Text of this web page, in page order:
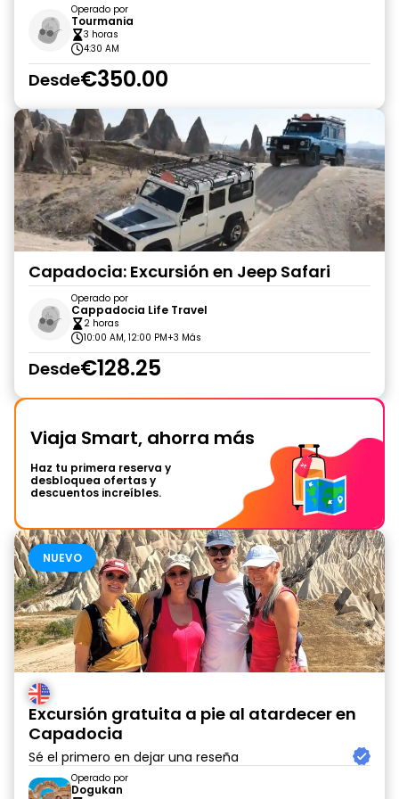
Operado por
Tourmania
3 horas
4:30 AM
Desde€350.00
Capadocia: Excursión en Jeep Safari
Operado por
Cappadocia Life Travel
2 horas
10:00 AM, 12:00 PM+3 Más
Desde€128.25
Viaja Smart, ahorra más
Haz tu primera reserva y
desbloquea ofertas y
descuentos increíbles.
NUEVO
Excursión gratuita a pie al atardecer en
Capadocia
Sé el primero en dejar una reseña
Operado por
Dogukan